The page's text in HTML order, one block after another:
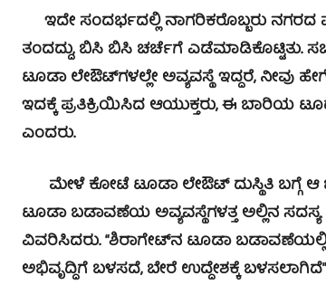
ಇದೇ ಸಂದರ್ಭದಲ್ಲಿ ನಾಗರಿಕರೊಬ್ಬರು
ತಂದದ್ದು, ಬಿಸಿ ಬಿಸಿ ಚರ್ಚೆಗೆ ಎಡೆಮಾಡಿಕೊಟ್ಟಿತು.
ಟೂಡಾ ಲೇಔಟ್‍ಗಳಲ್ಲೇ ಅವ್ಯವಸ್ಥೆ ಇದ್ದರೆ, ನೀವು
ಇದಕ್ಕೆ ಪ್ರತಿಕ್ರಿಯಿಸಿದ ಆಯುಕ್ತರು, ಈ ಬಾರಿಯ
ಎಂದರು.
ಮೇಳೆ ಕೋಟೆ ಟೂಡಾ ಲೇಔಟ್ ದುಸ್ಥಿತಿ ಬಗ್ಗೆ ಆ
ಟೂಡಾ ಬಡಾವಣೆಯ ಅವ್ಯವಸ್ಥೆಗಳತ್ತ ಅಲ್ಲಿನ ಸದಸ್ಯ
ವಿವರಿಸಿದರು. “ಶಿರಾಗೇಟ್‍ನ ಟೂಡಾ
ಅಭಿವೃದ್ಧಿಗೆ ಬಳಸದೆ, ಬೇರೆ ಉದ್ದೇಶಕ್ಕೆ